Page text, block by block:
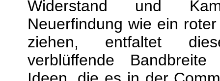
Widerstand und
Neuerfindung wie ein
ziehen, entfaltet
verblüffende